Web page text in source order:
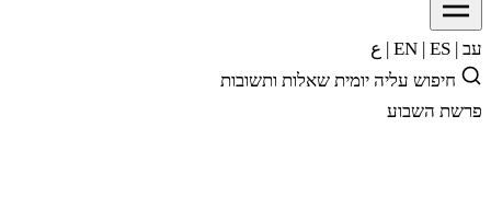
עב |
| ES
| ع
חיפוש עליה יומית שאלות ותשובות
פרשת השבוע